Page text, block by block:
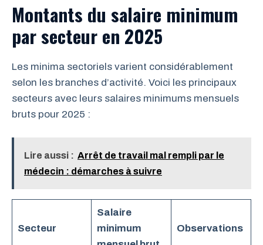
Montants du salaire minimum
par secteur en 2025
Les minima sectoriels varient considérablement
selon les branches d’activité. Voici les principaux
secteurs avec leurs salaires minimums mensuels
bruts pour 2025 :
Lire aussi : Arrêt de travail mal rempli par le
médecin : démarches à suivre
Secteur
Salaire
minimum
Observations